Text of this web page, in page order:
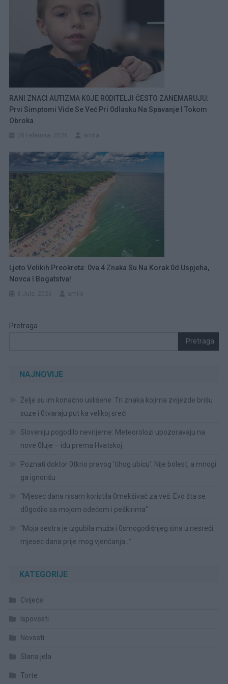
RANI ZNACI AUTIZMA K0JE R0DITELJI ČESTO ZANEMARUJU:
Prvi Simptomi Vide Se Već Pri 0dlasku Na Spavanje I Tokom
Obroka
Ljeto Velikih Preokreta: 0va 4 Znaka Su Na Korak 0d Uspjeha,
Novca I Bogatstva!
Pretraga
Pretraga
NAJNOVIJE
Želje su im konačno uslišene: Tri znaka kojima zvijezde brišu
suze i 0tvaraju put ka velikoj sreći
Sloveniju pogodilo nevrijeme: Meteorolozi upozoravaju na
nove 0luje – idu prema Hvatskoj
Poznati doktor 0tkrio pravog ‘tihog ubicu’: Nije bolest, a mnogi
ga ignorišu
“Mjesec dana nisam koristila 0mekšivač za veš. Evo šta se
d0godilo sa mojom odećom i peškirima”
“Moja sestra je izgubila muža i 0smogodišnjeg sina u nesreći
mjesec dana prije mog vjenčanja…”
KATEGORIJE
Cvijeće
Ispovesti
Novosti
Slana jela
Torte